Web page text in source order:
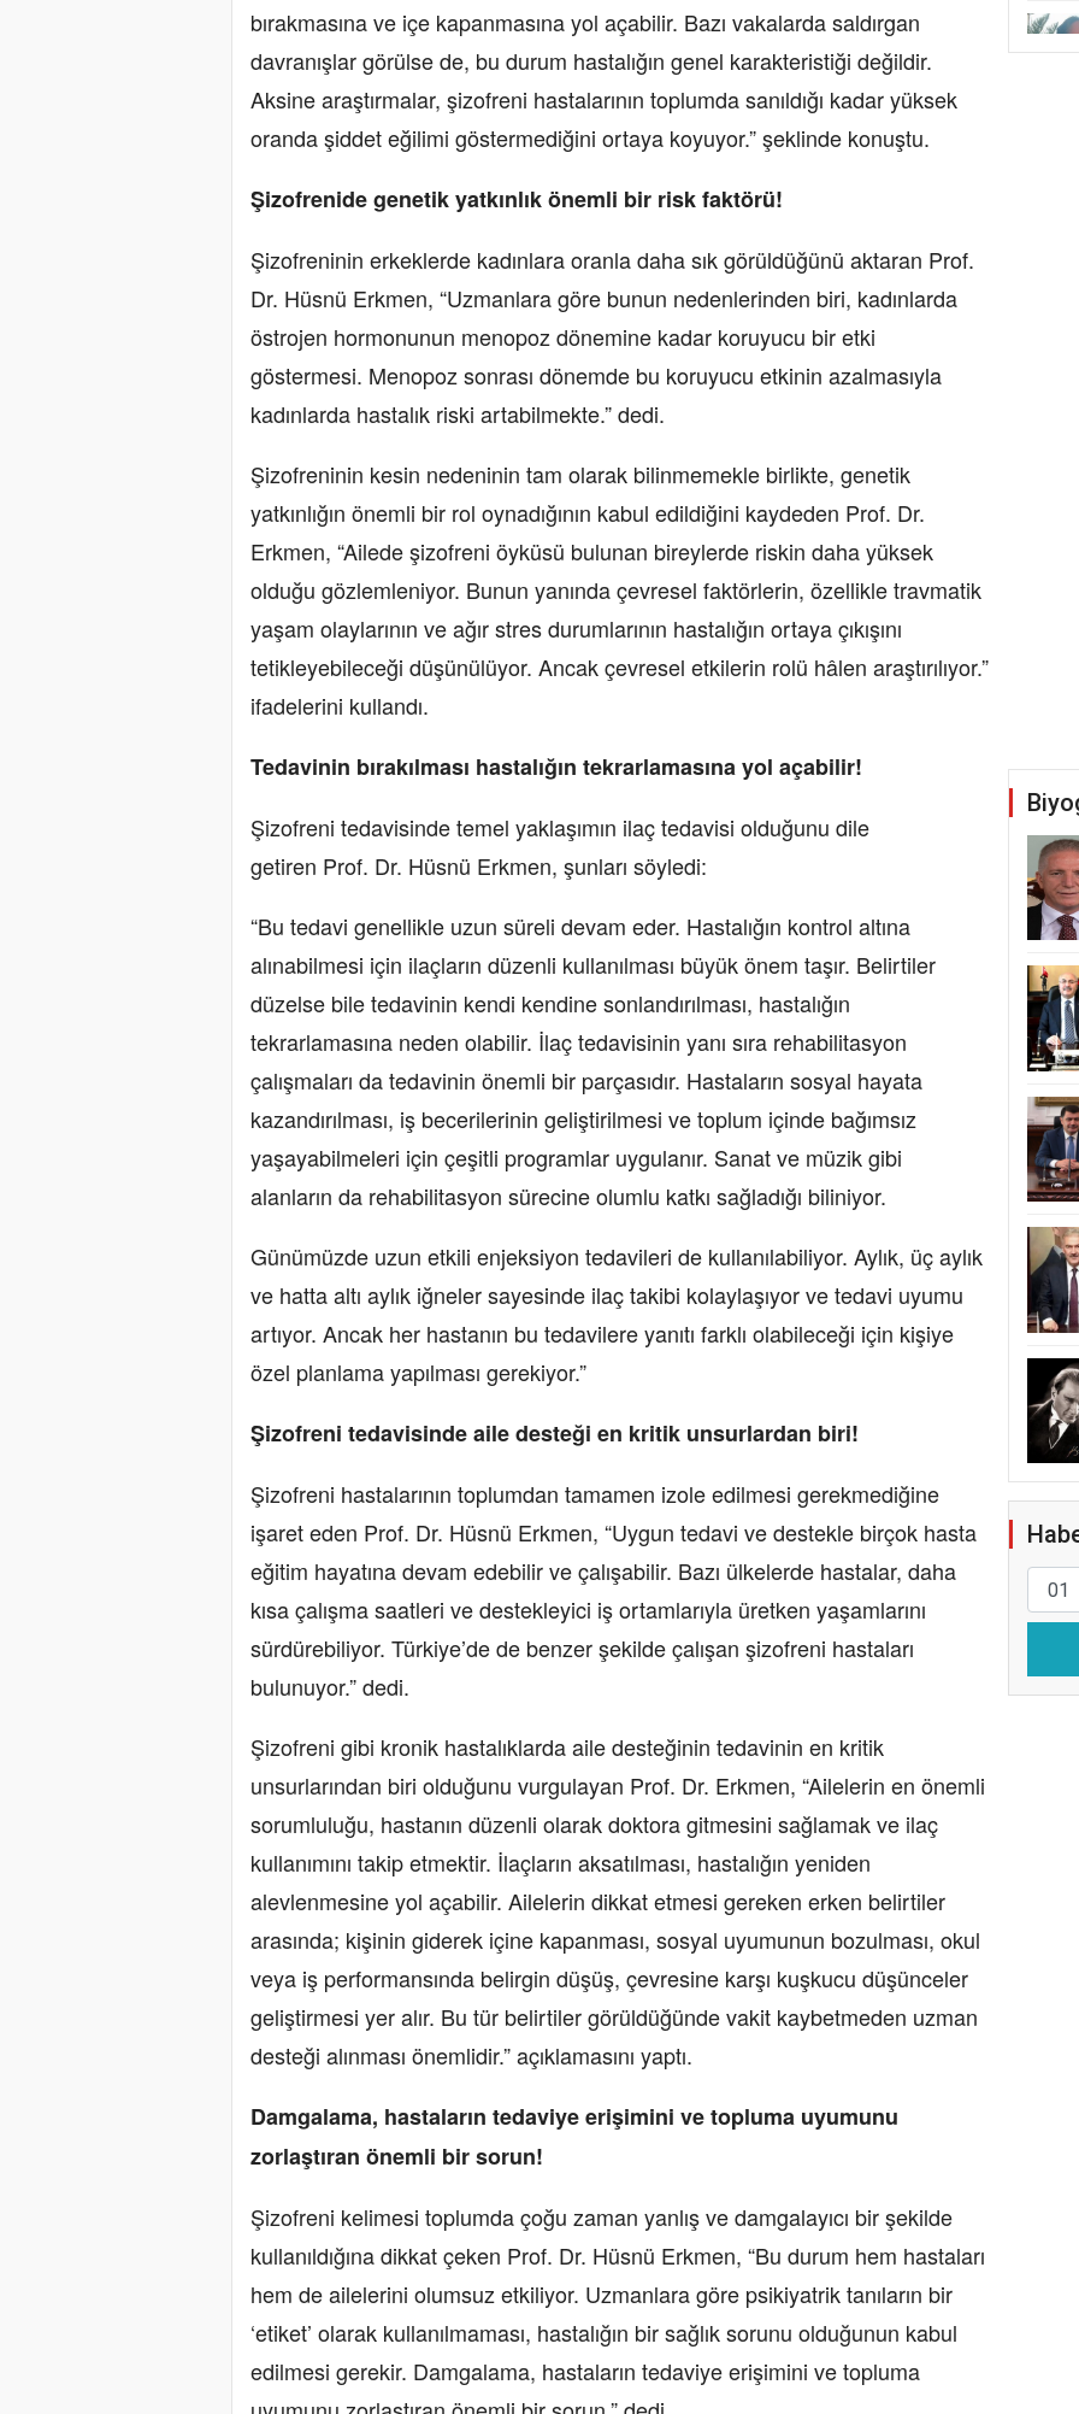
bırakmasına ve içe kapanmasına yol açabilir. Bazı vakalarda saldırgan
davranışlar görülse de, bu durum hastalığın genel karakteristiği değildir.
Aksine araştırmalar, şizofreni hastalarının toplumda sanıldığı kadar yüksek
oranda şiddet eğilimi göstermediğini ortaya koyuyor.” şeklinde konuştu.
Şizofrenide genetik yatkınlık önemli bir risk faktörü!
Şizofreninin erkeklerde kadınlara oranla daha sık görüldüğünü aktaran Prof.
Dr. Hüsnü Erkmen, “Uzmanlara göre bunun nedenlerinden biri, kadınlarda
östrojen hormonunun menopoz dönemine kadar koruyucu bir etki
göstermesi. Menopoz sonrası dönemde bu koruyucu etkinin azalmasıyla
kadınlarda hastalık riski artabilmekte.” dedi.
Şizofreninin kesin nedeninin tam olarak bilinmemekle birlikte, genetik
yatkınlığın önemli bir rol oynadığının kabul edildiğini kaydeden Prof. Dr.
Erkmen, “Ailede şizofreni öyküsü bulunan bireylerde riskin daha yüksek
olduğu gözlemleniyor. Bunun yanında çevresel faktörlerin, özellikle travmatik
yaşam olaylarının ve ağır stres durumlarının hastalığın ortaya çıkışını
tetikleyebileceği düşünülüyor. Ancak çevresel etkilerin rolü hâlen araştırılıyor.”
ifadelerini kullandı.
Tedavinin bırakılması hastalığın tekrarlamasına yol açabilir!
Şizofreni tedavisinde temel yaklaşımın ilaç tedavisi olduğunu dile
getiren Prof. Dr. Hüsnü Erkmen, şunları söyledi:
“Bu tedavi genellikle uzun süreli devam eder. Hastalığın kontrol altına
alınabilmesi için ilaçların düzenli kullanılması büyük önem taşır. Belirtiler
düzelse bile tedavinin kendi kendine sonlandırılması, hastalığın
tekrarlamasına neden olabilir. İlaç tedavisinin yanı sıra rehabilitasyon
çalışmaları da tedavinin önemli bir parçasıdır. Hastaların sosyal hayata
kazandırılması, iş becerilerinin geliştirilmesi ve toplum içinde bağımsız
yaşayabilmeleri için çeşitli programlar uygulanır. Sanat ve müzik gibi
alanların da rehabilitasyon sürecine olumlu katkı sağladığı biliniyor.
Günümüzde uzun etkili enjeksiyon tedavileri de kullanılabiliyor. Aylık, üç aylık
ve hatta altı aylık iğneler sayesinde ilaç takibi kolaylaşıyor ve tedavi uyumu
artıyor. Ancak her hastanın bu tedavilere yanıtı farklı olabileceği için kişiye
özel planlama yapılması gerekiyor.”
Şizofreni tedavisinde aile desteği en kritik unsurlardan biri!
Şizofreni hastalarının toplumdan tamamen izole edilmesi gerekmediğine
işaret eden Prof. Dr. Hüsnü Erkmen, “Uygun tedavi ve destekle birçok hasta
eğitim hayatına devam edebilir ve çalışabilir. Bazı ülkelerde hastalar, daha
kısa çalışma saatleri ve destekleyici iş ortamlarıyla üretken yaşamlarını
sürdürebiliyor. Türkiye’de de benzer şekilde çalışan şizofreni hastaları
bulunuyor.” dedi.
Şizofreni gibi kronik hastalıklarda aile desteğinin tedavinin en kritik
unsurlarından biri olduğunu vurgulayan Prof. Dr. Erkmen, “Ailelerin en önemli
sorumluluğu, hastanın düzenli olarak doktora gitmesini sağlamak ve ilaç
kullanımını takip etmektir. İlaçların aksatılması, hastalığın yeniden
alevlenmesine yol açabilir. Ailelerin dikkat etmesi gereken erken belirtiler
arasında; kişinin giderek içine kapanması, sosyal uyumunun bozulması, okul
veya iş performansında belirgin düşüş, çevresine karşı kuşkucu düşünceler
geliştirmesi yer alır. Bu tür belirtiler görüldüğünde vakit kaybetmeden uzman
desteği alınması önemlidir.” açıklamasını yaptı.
Damgalama, hastaların tedaviye erişimini ve topluma uyumunu
zorlaştıran önemli bir sorun!
Şizofreni kelimesi toplumda çoğu zaman yanlış ve damgalayıcı bir şekilde
kullanıldığına dikkat çeken Prof. Dr. Hüsnü Erkmen, “Bu durum hem hastaları
hem de ailelerini olumsuz etkiliyor. Uzmanlara göre psikiyatrik tanıların bir
‘etiket’ olarak kullanılmaması, hastalığın bir sağlık sorunu olduğunun kabul
edilmesi gerekir. Damgalama, hastaların tedaviye erişimini ve topluma